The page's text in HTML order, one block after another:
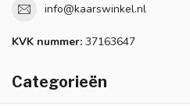
info@kaarswinkel.nl
KVK nummer: 37163647
Categorieën